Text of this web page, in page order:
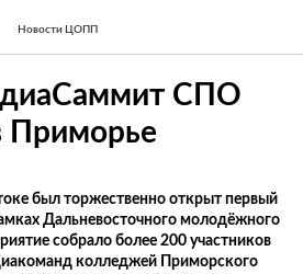
Новости ЦОПП
СПО
Приморье
был торжественно открыт первый
Дальневосточного молодёжного
собрало более 200 участников
колледжей Приморского